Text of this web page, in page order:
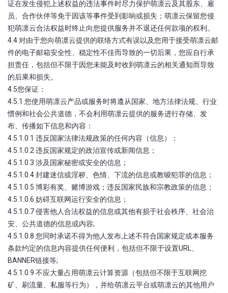
证在发生侵犯上述权益的违法事件时尽力保护萌凛云及其股东、雇
员、合作伙伴等免于因该等事件受到影响或损失；萌凛云保留您侵
犯萌凛云合法权益时终止向您提供服务并不退还任何款项的权利。
4.4 对由于您向萌凛云提供的联络方式有误以及您用于接受萌凛云邮
件的电子邮箱安全性、稳定性不佳而导致的一切后果，您应自行承
担责任，包括但不限于因您未能及时收到萌凛云的相关通知而导致
的后果和损失。
4.5您保证：
4.5.1 您使用萌凛云产品或服务时将遵从国家、地方法律法规、行业
惯例和社会公共道德，不会利用萌凛云提供的服务进行存储、发
布、传播如下信息和内容：
4.5.1.0.1 违反国家法律法规政策的任何内容（信息）；
4.5.1.0.2 违反国家规定的政治宣传或新闻信息；
4.5.1.0.3 涉及国家秘密或安全的信息；
4.5.1.0.4 封建迷信或淫秽、色情、下流的信息或教唆犯罪的信息；
4.5.1.0.5 博彩有奖、赌博游戏；违反国家民族和宗教政策的信息；
4.5.1.0.6 妨碍互联网运行安全的信息；
4.5.1.0.7 侵害他人合法权益的信息或其他有损于社会秩序、社会治
安、公共道德的信息或内容;
4.5.1.0.8 您同时承诺不得为他人发布上述不符合国家规定或本服务
条款约定的信息内容提供任何便利，包括但不限于设置URL、
BANNER链接等;
4.5.1.0.9 不应大量占用萌凛云计算资源（包括但不限于互联网挖
矿、刷流量、私服等行为），并给萌凛云平台或萌凛云的其他用户